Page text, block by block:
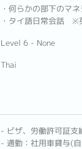
・何らかの部下のマ
・タイ語日常会話 ※
Level 6 - None
Thai
- ビザ、労働許可証支
- 通勤：社用車貸与(